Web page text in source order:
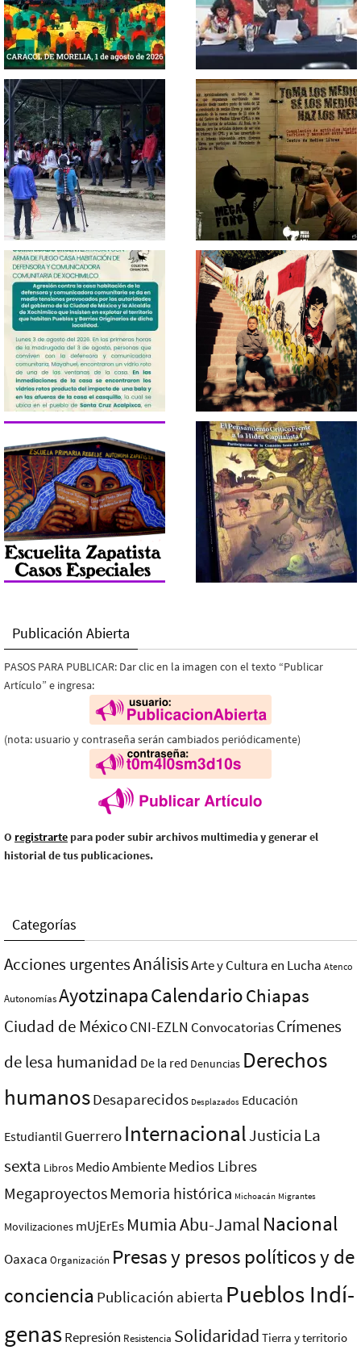
Publicación Abierta
PASOS PARA PUBLICAR: Dar clic en la imagen con el texto “Publicar
Artículo” e ingresa:
(nota: usuario y contraseña serán cambiados periódicamente)
O registrarte para poder subir archivos multimedia y generar el
historial de tus publicaciones.
Categorías
Acciones urgentesAnálisisArte y Cultura en Lucha Atenco
AutonomíasAyotzinapaCalendarioChiapas
Ciudad de MéxicoCNI-EZLN ConvocatoriasCrímenes
de lesa humanidad De la red Denuncias Derechos
humanosDesaparecidos Desplazados Educación
Estudiantil Guerrero InternacionalJusticia La
sexta Libros Medio AmbienteMedios Libres
MegaproyectosMemoria histórica Michoacán Migrantes
Movilizaciones mUjErEs Mumia Abu-Jamal Nacional
Oaxaca Organización Presas y presos polí­ticos y de
conciencia Publicación abierta Pueblos Indí­
genasRepresión Resistencia Solidaridad Tierra y territorio